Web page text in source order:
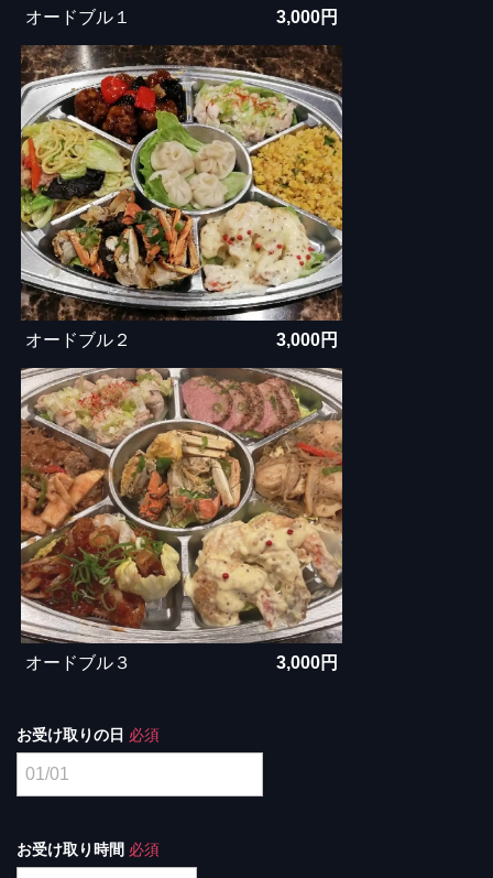
オードブル１ 3,000円
オードブル２ 3,000円
オードブル３ 3,000円
お受け取りの日 必須
お受け取り時間 必須